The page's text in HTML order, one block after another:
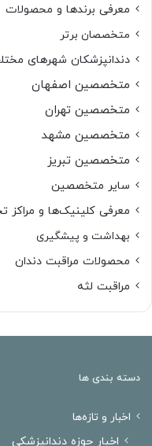
معرفی برندها و محصولات
متخصصان برتر
دندانپزشکان شهرهای
متخصصین اصفهان
متخصصین تهران
متخصصین مشهد
متخصصین تبریز
سایر متخصصین
معرفی کلینیک‌ها و
بهداشت و پیشگیری
محصولات مراقبت دندان
مراقبت لثه
دسته بندی ها
اخبار و تازه‌ها
اخبار حوزه دندانپزشکی